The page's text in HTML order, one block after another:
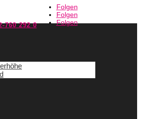
760 292 0
Folgen
Folgen
Folgen